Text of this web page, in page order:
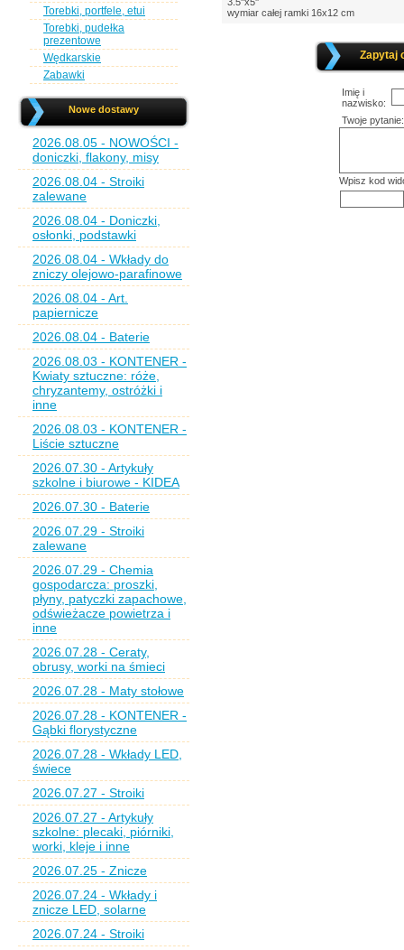
Torebki, portfele, etui
Torebki, pudełka
prezentowe
Wędkarskie
Zabawki
Nowe dostawy
2026.08.05 - NOWOŚCI -
doniczki, flakony, misy
2026.08.04 - Stroiki
zalewane
2026.08.04 - Doniczki,
osłonki, podstawki
2026.08.04 - Wkłady do
zniczy olejowo-parafinowe
2026.08.04 - Art.
papiernicze
2026.08.04 - Baterie
2026.08.03 - KONTENER -
Kwiaty sztuczne: róże,
chryzantemy, ostróżki i
inne
2026.08.03 - KONTENER -
Liście sztuczne
2026.07.30 - Artykuły
szkolne i biurowe - KIDEA
2026.07.30 - Baterie
2026.07.29 - Stroiki
zalewane
2026.07.29 - Chemia
gospodarcza: proszki,
płyny, patyczki zapachowe,
odświeżacze powietrza i
inne
2026.07.28 - Ceraty,
obrusy, worki na śmieci
2026.07.28 - Maty stołowe
2026.07.28 - KONTENER -
Gąbki florystyczne
2026.07.28 - Wkłady LED,
świece
2026.07.27 - Stroiki
2026.07.27 - Artykuły
szkolne: plecaki, piórniki,
worki, kleje i inne
2026.07.25 - Znicze
2026.07.24 - Wkłady i
znicze LED, solarne
2026.07.24 - Stroiki
wymiar całej ramki 16x12 cm
Zapytaj
Imię i
nazwisko:
Twoje pytanie:
Wpisz kod